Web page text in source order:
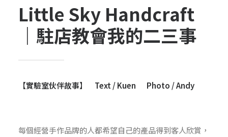
Little Sky Handcraft
｜駐店教會我的二三事
【實驗室伙伴故事】 Text / Kuen Photo / Andy
每個經營手作品牌的人都希望自己的產品得到客人欣賞，